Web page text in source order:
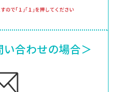
合わせの場合＞